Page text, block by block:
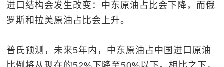
进口结构会发生改变：中东原油占比会下降，而俄
罗斯和拉美原油占比会上升。
普氏预测，未来5年内，中东原油占中国进口原油